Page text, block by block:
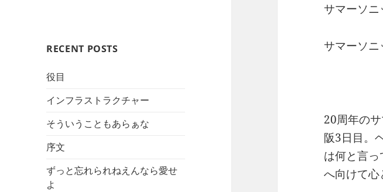
RECENT POSTS
役目
インフラストラクチャー
そういうこともあらぁな
序文
ずっと忘れられねえんなら愛せ
よ
サマーソニ
サマーソ
20周年の
阪3日目。
は何と言
へ向けて心